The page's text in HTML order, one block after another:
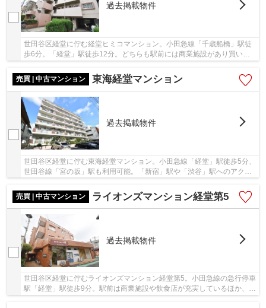
過去掲載物件
世田谷区経堂に佇む経堂ヒミコマンション。小田急線「千歳船橋」駅徒
歩6分。「経堂」駅徒歩12分。どちらも駅前には商業施設があり買い物
や飲食をするには事欠きません。千代田線に直通...
売買 | 中古マンション
東海経堂マンション
過去掲載物件
世田谷区経堂に佇む東海経堂マンション。小田急線「経堂」駅徒歩5分、
世田谷線「宮の坂」駅も利用可能。「新宿」駅や「渋谷」駅へのアクセ
売買 | 中古マンション
ライオンズマンション経堂第5
過去掲載物件
世田谷区経堂に佇むライオンズマンション経堂第5。小田急線の急行停車
駅「経堂」駅徒歩9分。駅前は商業施設や飲食店が充実しているほか、経